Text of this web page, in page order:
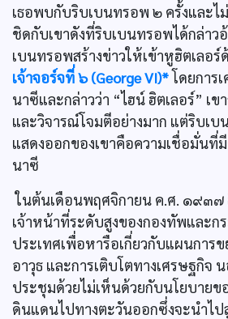
เธอพบกับริบเบนทรอพ ๒ ครั้งและไ
ชิดกับเขาดังที่ริบเบนทรอพได้กล่าว
เบนทรอพสร้างข่าวให้เข้าหูฮิตเลอร์
เจ้าจอร์จที่ ๖ (George VI)*โดยการ
นาซีและกล่าวว่า “ไฮน์ ฮิตเลอร์” เ
และวิจารณ์โจมตีอย่างมาก แต่ริบเบ
แสดงออกของเขาคือความเชื่อมั่น
นาซี
ในต้นเดือนพฤศจิกายน ค.ศ. ๑๙๓๗
เจ้าหน้าที่ระดับสูงของกองทัพและกร
ประเทศเพื่อหารือเกี่ยวกับแผนการ
อาวุธ และการเติบโตทางเศรษฐกิจ
ประชุมด้วยไม่เห็นด้วยกับนโยบายข
ดินแดนไปทางตะวันออกซึ่งจะนำไป